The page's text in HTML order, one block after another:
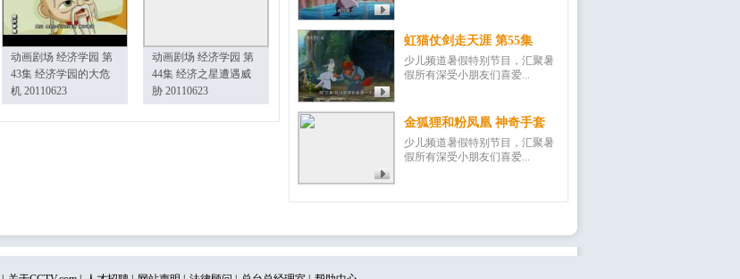
虹猫仗剑走天涯 第55集
少儿频道暑假特别节目，汇聚暑
假所有深受小朋友们喜爱...
金狐狸和粉凤凰 神奇手套
少儿频道暑假特别节目，汇聚暑
假所有深受小朋友们喜爱...
动画剧场 经济学园 第
43集 经济学园的大危
机 20110623
动画剧场 经济学园 第
44集 经济之星遭遇威
胁 20110623